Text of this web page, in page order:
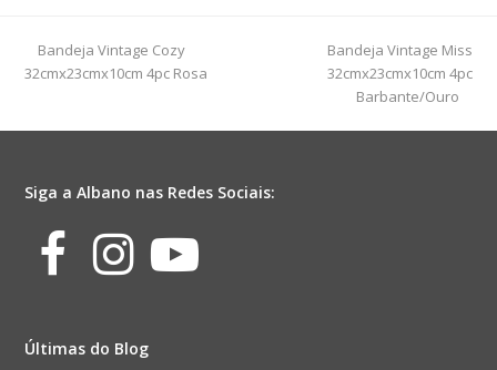
Sortido
quantidade
previous
post:
Bandeja Vintage Cozy
32cmx23cmx10cm 4pc Rosa
next
post:
Bandeja Vintage Miss
32cmx23cmx10cm 4pc
Barbante/Ouro
Siga a Albano nas Redes Sociais:
Facebook
Instagram
Youtube
Últimas do Blog